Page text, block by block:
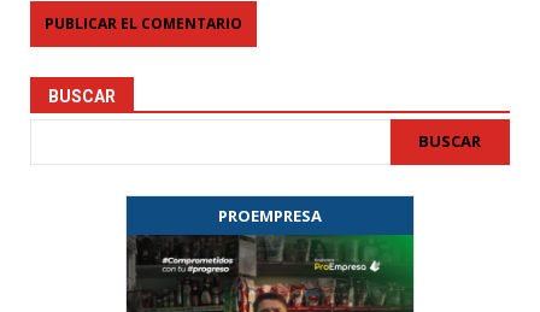
BUSCAR
BUSCAR
PROEMPRESA